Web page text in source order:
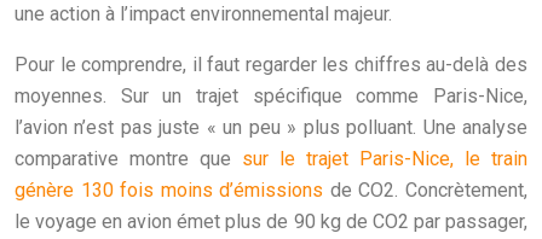
une action à l’impact environnemental majeur.
Pour le comprendre, il faut regarder les chiffres au-delà des
moyennes. Sur un trajet spécifique comme Paris-Nice,
l’avion n’est pas juste « un peu » plus polluant. Une analyse
comparative montre que sur le trajet Paris-Nice, le train
génère 130 fois moins d’émissions de CO2. Concrètement,
le voyage en avion émet plus de 90 kg de CO2 par passager,